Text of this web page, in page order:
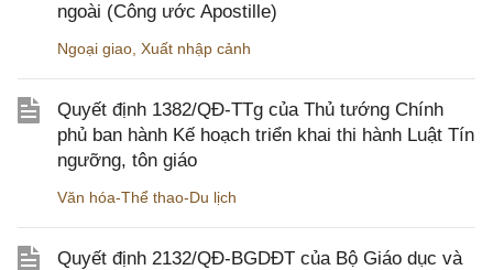
ngoài (Công ước Apostille)
Ngoại giao Xuất nhập cảnh
Quyết định 1382/QĐ-TTg của Thủ tướng Chính
phủ ban hành Kế hoạch triển khai thi hành Luật Tín
ngưỡng, tôn giáo
Văn hóa-Thể thao-Du lịch
Quyết định 2132/QĐ-BGDĐT của Bộ Giáo dục và